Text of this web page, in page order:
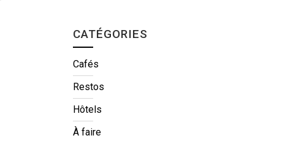
CATÉGORIES
Cafés
Restos
Hôtels
À faire